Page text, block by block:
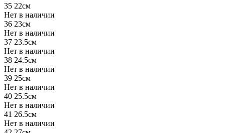
35 22см
Нет в наличии
36 23см
Нет в наличии
37 23.5см
Нет в наличии
38 24.5см
Нет в наличии
39 25см
Нет в наличии
40 25.5см
Нет в наличии
41 26.5см
Нет в наличии